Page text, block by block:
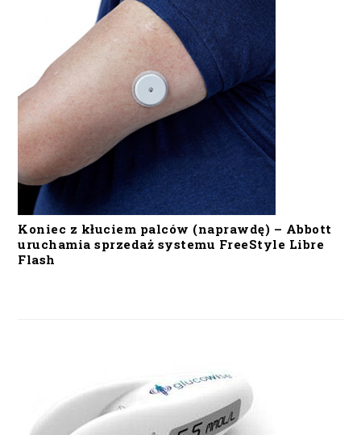
Koniec z kłuciem palców (naprawdę) – Abbott
uruchamia sprzedaż systemu FreeStyle Libre
Flash